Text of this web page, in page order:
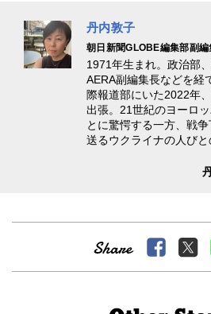
丹内敦子
朝日新聞GLOBE編集部副編
1971年生まれ。政治部
AERA副編集長などを経
際報道部にいた2022年
出張。21世紀のヨーロ
とに驚愕する一方、戦
送るウクライナの人びと